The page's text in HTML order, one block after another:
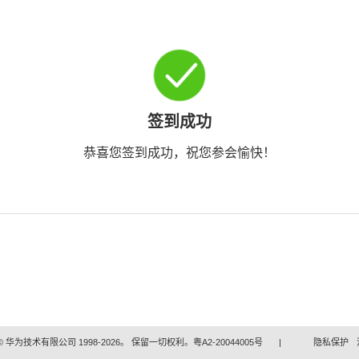
签到成功
恭喜您签到成功，祝您参会愉快！
华为技术有限公司 1998-2026。 保留一切权利。粤A2-20044005号 | 隐私保护